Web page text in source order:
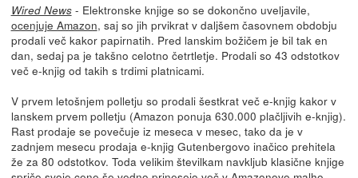
Wired News- Elektronske knjige so se dokončno uveljavile,
ocenjuje Amazon, saj so jih prvikrat v daljšem časovnem obdobju
prodali več kakor papirnatih. Pred lanskim božičem je bil tak en
dan, sedaj pa je takšno celotno četrtletje. Prodali so 43 odstotkov
več e-knjig od takih s trdimi platnicami.
V prvem letošnjem polletju so prodali šestkrat več e-knjig kakor v
lanskem prvem polletju (Amazon ponuja 630.000 plačljivih e-knjig).
Rast prodaje se povečuje iz meseca v mesec, tako da je v
zadnjem mesecu prodaja e-knjig Gutenbergovo inačico prehitela
že za 80 odstotkov. Toda velikim številkam navkljub klasične knjige